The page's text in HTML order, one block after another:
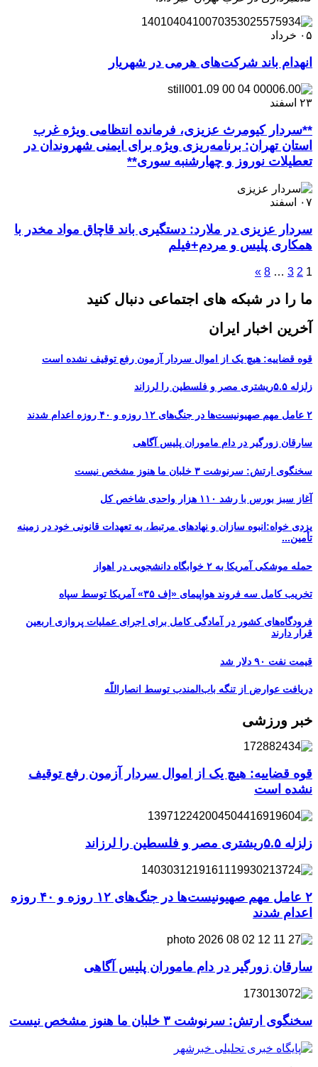
۰۵ خرداد
انهدام باند شرکت‌های هرمی در شهریار
۲۳ اسفند
**سردار کیومرث عزیزی، فرمانده انتظامی ویژه غرب
استان تهران: برنامه‌ریزی ویژه برای ایمنی شهروندان در
تعطیلات نوروز و چهارشنبه سوری**
۰۷ اسفند
سردار عزیزی در ملارد: دستگیری باند قاچاق مواد مخدر با
همکاری پلیس و مردم+فیلم
1
2
3
…
8
»
ما را در شبکه های اجتماعی دنبال کنید
آخرین اخبار ایران
قوه قضاییه: هیچ یک از اموال سردار آزمون رفع توقیف نشده است
زلزله ۵.۵ریشتری مصر و فلسطین را لرزاند
۲ عامل مهم صهیونیست‌ها در جنگ‌های ۱۲ روزه و ۴۰ روزه اعدام شدند
سارقان زورگیر در دام ماموران پلیس آگاهی
سخنگوی ارتش: سرنوشت ۳ خلبان ما هنوز مشخص نیست
آغاز سبز بورس با رشد ۱۱۰ هزار واحدی شاخص کل
یزدی خواه:انبوه سازان و نهادهای مرتبط، به تعهدات قانونی خود در زمینه
تأمین...
حمله موشکی آمریکا به ۲ خوابگاه دانشجویی در اهواز
تخریب کامل سه فروند هواپیمای «اِف ۳۵» آمریکا توسط سپاه
فرودگاه‌های کشور در آمادگی کامل برای اجرای عملیات پروازی اربعین
قرار دارند
قیمت نفت ۹۰ دلار شد
دریافت عوارض از تنگه باب‌المندب توسط انصاراللّه
خبر ورزشی
قوه قضاییه: هیچ یک از اموال سردار آزمون رفع توقیف
نشده است
زلزله ۵.۵ریشتری مصر و فلسطین را لرزاند
۲ عامل مهم صهیونیست‌ها در جنگ‌های ۱۲ روزه و ۴۰ روزه
اعدام شدند
سارقان زورگیر در دام ماموران پلیس آگاهی
سخنگوی ارتش: سرنوشت ۳ خلبان ما هنوز مشخص نیست